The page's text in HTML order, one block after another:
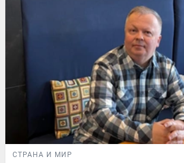
СТРАНА И МИР